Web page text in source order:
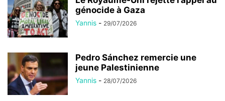
génocide à Gaza
Yannis - 29/07/2026
Pedro Sánchez remercie une
jeune Palestinienne
Yannis - 28/07/2026